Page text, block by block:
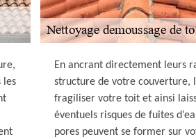
les
En ancrant directement leurs
structure de votre couverture,
fragiliser votre toit et ainsi
éventuels risques de fuites
pores peuvent se former sur